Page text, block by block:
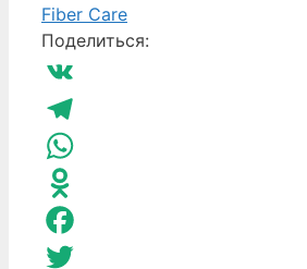
Спонжи
для
чистки
(2
шт)
Care
Fiber Care
Поделиться:
VK
Telegram
WhatsApp
Odnoklassniki
Facebook